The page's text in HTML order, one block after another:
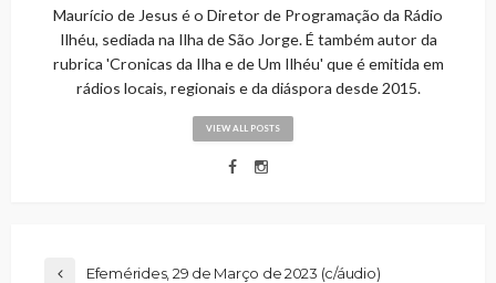
Maurício de Jesus é o Diretor de Programação da Rádio
Ilhéu, sediada na Ilha de São Jorge. É também autor da
rubrica 'Cronicas da Ilha e de Um Ilhéu' que é emitida em
rádios locais, regionais e da diáspora desde 2015.
VIEW ALL POSTS
Efemérides, 29 de Março de 2023 (c/áudio)